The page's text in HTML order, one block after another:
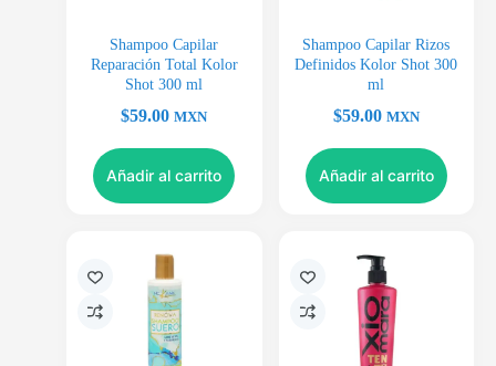
Shampoo Capilar
Reparación Total Kolor
Shot 300 ml
$59.00 MXN
Añadir al carrito
Shampoo Capilar Rizos
Definidos Kolor Shot 300
ml
$59.00 MXN
Añadir al carrito